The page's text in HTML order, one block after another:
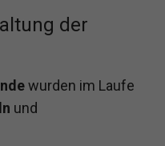
der
wurden im Laufe
und